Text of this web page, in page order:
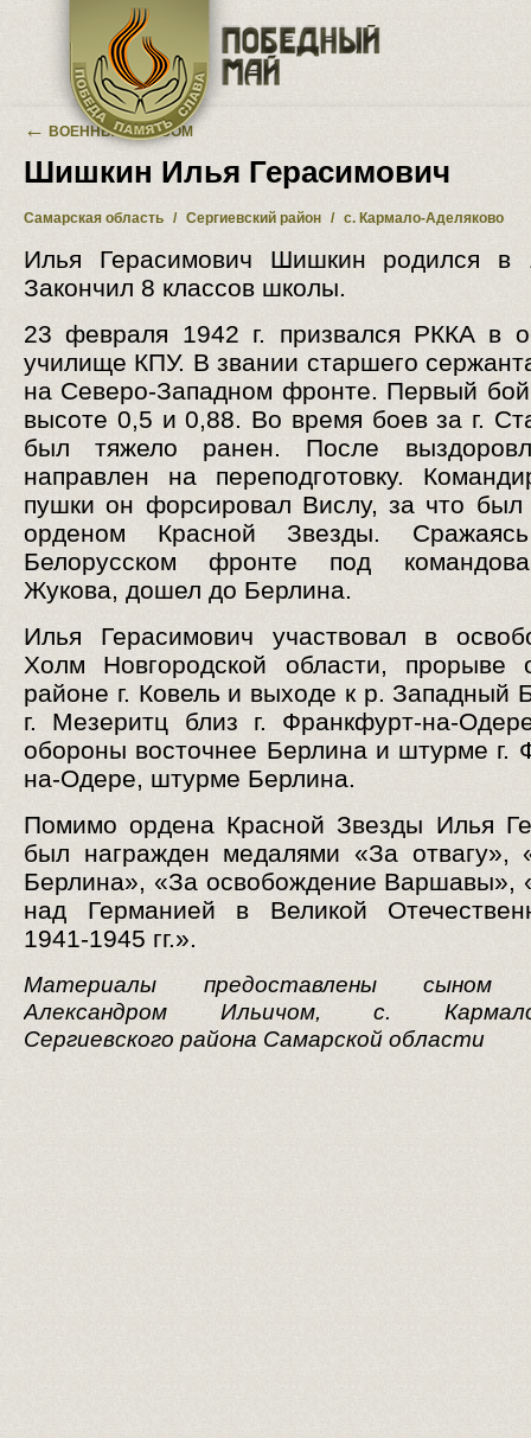
Перейти к основному содержанию
← ВОЕННЫЙ АЛЬБОМ
Шишкин Илья Герасимович
Самарская область / Сергиевский район / с. Кармало-Аделяково
Илья Герасимович Шишкин родился в
Закончил 8 классов школы.
23 февраля 1942 г. призвался РККА в
училище КПУ. В звании старшего
на Северо-Западном фронте. Первый
высоте 0,5 и 0,88. Во время боев за г.
был тяжело ранен. После
направлен на переподготовку.
пушки он форсировал Вислу, за что был
орденом Красной Звезды.
Белорусском фронте под
Жукова, дошел до Берлина.
Илья Герасимович участвовал в
Холм Новгородской области, прорыве
районе г. Ковель и выходе к р. Западный
г. Мезеритц близ г. Франкфурт-на-
обороны восточнее Берлина и штурме г.
на-Одере, штурме Берлина.
Помимо ордена Красной Звезды Илья
был награжден медалями «За отвагу»,
Берлина», «За освобождение Варшавы»,
над Германией в Великой
1941-1945 гг.».
Материалы предоставлены сыном
Александром Ильичом, с. Кармало-
Сергиевского района Самарской области